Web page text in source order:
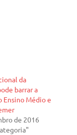
da
barrar a
Ensino Médio e
de 2016